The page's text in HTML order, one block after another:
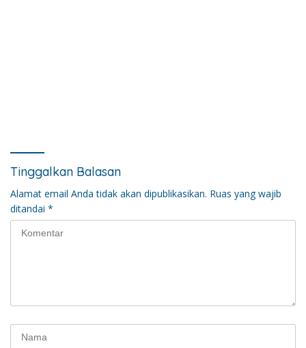
Tinggalkan Balasan
Alamat email Anda tidak akan dipublikasikan. Ruas yang wajib
ditandai *